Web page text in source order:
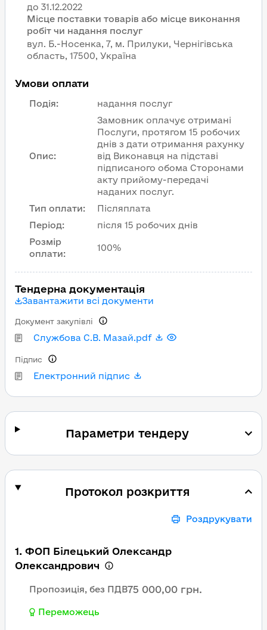
Місце поставки товарів або місце виконання
робіт чи надання послуг
вул. Б.-Носенка, 7, м. Прилуки, Чернігівська
область, 17500, Україна
Умови оплати
Подія: надання послуг
Опис:
Замовник оплачує отримані
Послуги, протягом 15 робочих
днів з дати отримання рахунку
від Виконавця на підставі
підписаного обома Сторонами
акту прийому-передачі
наданих послуг.
Тип оплати:
Післяплата
Період:
після 15 робочих днів
Розмір
оплати:
100%
Тендерна документація
Завантажити всі документи
Службова С.В. Мазай.pdf
Документ закупівлі
Електронний підпис
Підпис
Параметри тендеру
Протокол розкриття
Роздрукувати
1. ФОП Білецький Олександр
Олександрович
Пропозиція, без ПДВ75 000,00 грн.
Переможець